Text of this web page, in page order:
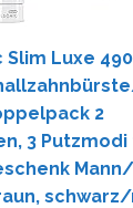
Slim Luxe
2
3 Putzmodi